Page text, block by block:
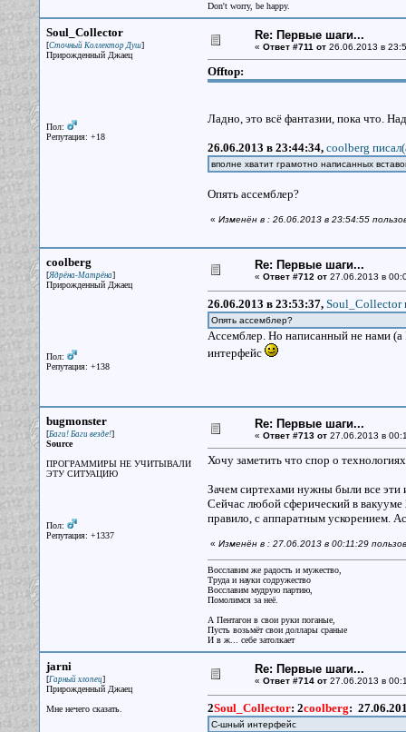
Don't worry, be happy.
Soul_Collector
[Сточный Коллектор Душ]
Прирожденный Джаец
Пол:
Репутация: +18
Re: Первые шаги...
« Ответ #711 от26.06.2013 в
Offtop:
Ладно, это всё фантазии, пока что.
26.06.2013 в 23:44:34, coolberg
вполне хватит грамотно написанных
Опять ассемблер?
« Изменён в : 26.06.2013 в 23:54:55
coolberg
[Ядрёна-Матрёна]
Прирожденный Джаец
Пол:
Репутация: +138
Re: Первые шаги...
« Ответ #712 от27.06.2013 в
26.06.2013 в 23:53:37, Soul_Collector
Опять ассемблер?
Ассемблер. Но написанный не нами
интерфейс
bugmonster
[Баги! Баги везде!]
Source
ПРОГРАММИРЫ НЕ УЧИТЫВАЛИ
ЭТУ СИТУАЦИЮ
Пол:
Репутация: +1337
Re: Первые шаги...
« Ответ #713 от27.06.2013 в
Хочу заметить что спор о
Зачем сиртехами нужны были все эти
Сейчас любой сферический в
правило, с аппаратным ускорением.
« Изменён в : 27.06.2013 в 00:11:29
Восславим же радость и мужество,
Труда и науки содружество
Восславим мудрую партию,
Помолимся за неё.
А Пентагон в свои руки поганые,
Пусть возьмёт свои доллары сраные
И в ж... себе затолкает
jarni
[Гарный хлопец]
Прирожденный Джаец
Мне нечего сказать.
Re: Первые шаги...
« Ответ #714 от27.06.2013 в
2Soul_Collector: 2coolberg:
C-шный интерфейс